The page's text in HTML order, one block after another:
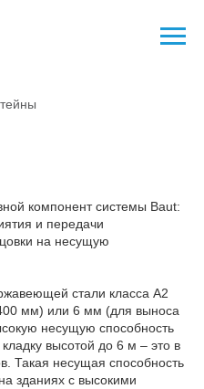
компонент системы Baut:
и передачи
на несущую
стали класса А2
мм) или 6 мм (для выноса
несущую способность
высотой до 6 м – это в
Такая несущая способность
зданиях с высокими